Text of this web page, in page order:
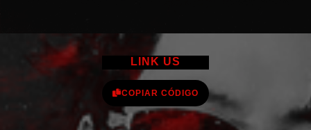
LINK US
COPIAR CÓDIGO